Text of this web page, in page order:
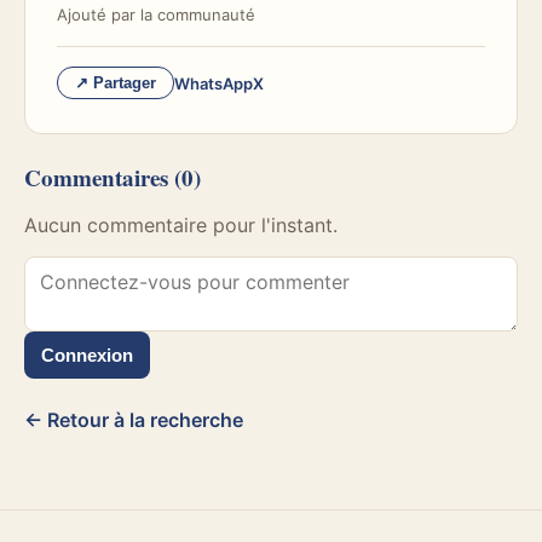
Ajouté par la communauté
↗ Partager WhatsAppX
Commentaires (0)
Aucun commentaire pour l'instant.
Connexion
← Retour à la recherche